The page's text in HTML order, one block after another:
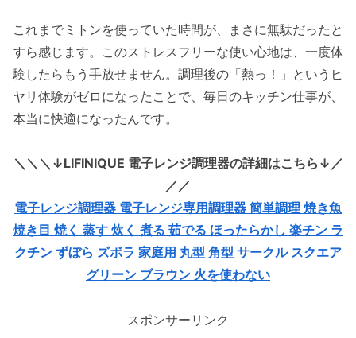
これまでミトンを使っていた時間が、まさに無駄だったと
すら感じます。このストレスフリーな使い心地は、一度体
験したらもう手放せません。調理後の「熱っ！」というヒ
ヤリ体験がゼロになったことで、毎日のキッチン仕事が、
本当に快適になったんです。
＼＼＼↓LIFINIQUE 電子レンジ調理器の詳細はこちら↓／
／／
電子レンジ調理器 電子レンジ専用調理器 簡単調理 焼き魚
焼き目 焼く 蒸す 炊く 煮る 茹でる ほったらかし 楽チン ラ
クチン ずぼら ズボラ 家庭用 丸型 角型 サークル スクエア
グリーン ブラウン 火を使わない
スポンサーリンク